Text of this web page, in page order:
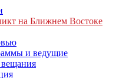
на Ближнем Востоке
и ведущие